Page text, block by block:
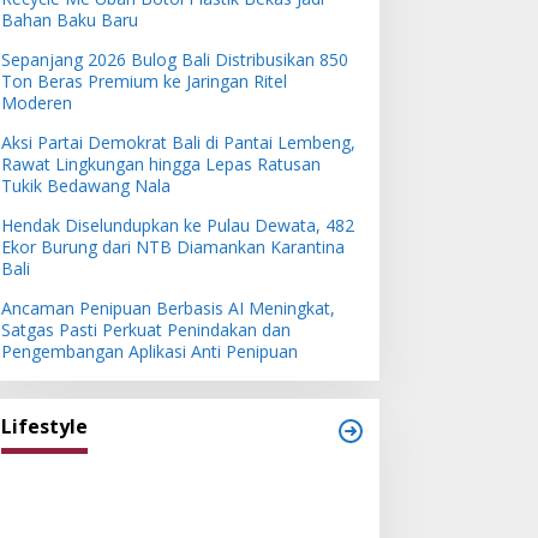
Bahan Baku Baru
Sepanjang 2026 Bulog Bali Distribusikan 850
Ton Beras Premium ke Jaringan Ritel
Moderen
Aksi Partai Demokrat Bali di Pantai Lembeng,
Rawat Lingkungan hingga Lepas Ratusan
Tukik Bedawang Nala
Hendak Diselundupkan ke Pulau Dewata, 482
Ekor Burung dari NTB Diamankan Karantina
Bali
Ancaman Penipuan Berbasis AI Meningkat,
Satgas Pasti Perkuat Penindakan dan
Pengembangan Aplikasi Anti Penipuan
Lifestyle